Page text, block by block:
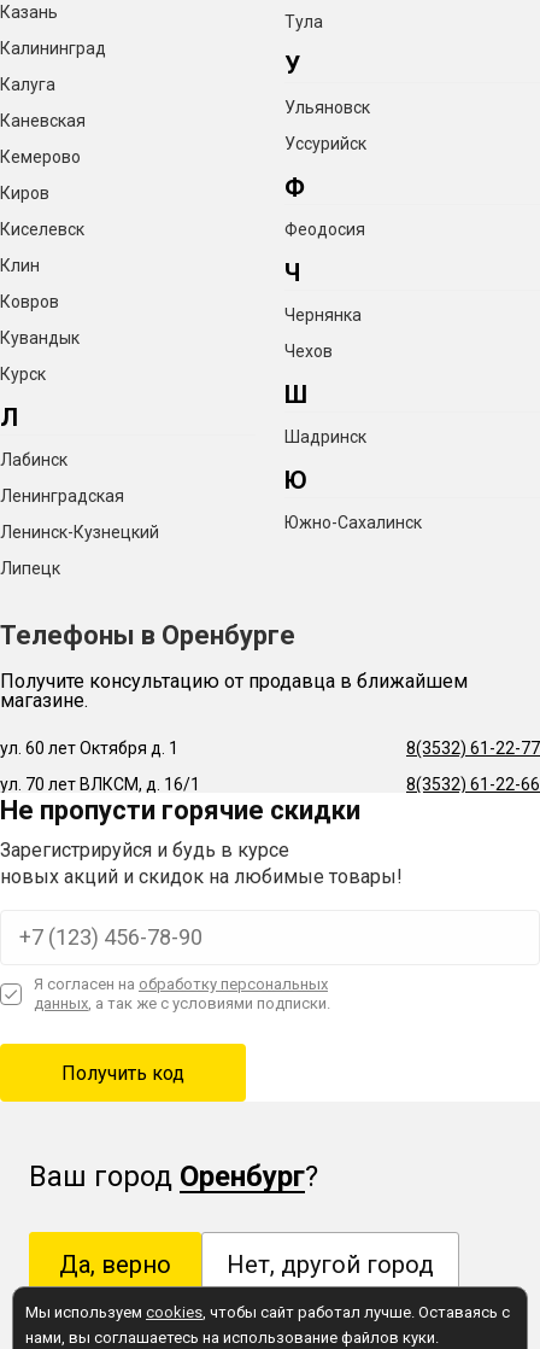
Мы используем cookies, чтобы сайт работал лучше. Оставаясь с
нами, вы соглашаетесь на использование файлов куки.
Казань
Калининград
Калуга
Каневская
Кемерово
Киров
Киселевск
Клин
Ковров
Кувандык
Курск
Л
Лабинск
Ленинградская
Ленинск-Кузнецкий
Липецк
Тула
У
Ульяновск
Уссурийск
Ф
Феодосия
Ч
Чернянка
Чехов
Ш
Шадринск
Ю
Южно-Сахалинск
Телефоны в Оренбурге
Получите консультацию от продавца в ближайшем
магазине.
ул. 60 лет Октября д. 1
8(3532) 61-22-77
ул. 70 лет ВЛКСМ, д. 16/1
8(3532) 61-22-66
Не пропусти горячие скидки
Зарегистрируйся и будь в курсе
новых акций и скидок на любимые товары!
Я согласен на обработку персональных
данных , а так же с условиями подписки.
Ваш город Оренбург?
Да, верно Нет, другой город